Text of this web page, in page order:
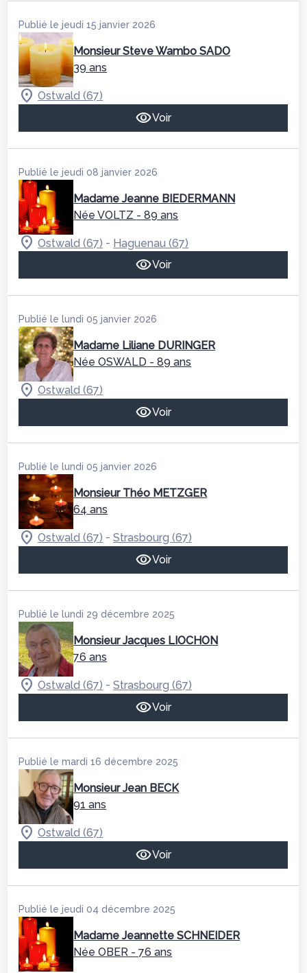
Publié le jeudi 15 janvier 2026
Monsieur Steve Wambo SADO
39 ans
Ostwald (67)
Voir
Publié le jeudi 08 janvier 2026
Madame Jeanne BIEDERMANN
Née VOLTZ - 89 ans
Ostwald (67) - Haguenau (67)
Voir
Publié le lundi 05 janvier 2026
Madame Liliane DURINGER
Née OSWALD - 89 ans
Ostwald (67)
Voir
Publié le lundi 05 janvier 2026
Monsieur Théo METZGER
64 ans
Ostwald (67) -Strasbourg (67)
Voir
Publié le lundi 29 décembre 2025
Monsieur Jacques LIOCHON
76 ans
Ostwald (67) -Strasbourg (67)
Voir
Publié le mardi 16 décembre 2025
Monsieur Jean BECK
91 ans
Ostwald (67)
Voir
Publié le jeudi 04 décembre 2025
Madame Jeannette SCHNEIDER
Née OBER - 76 ans